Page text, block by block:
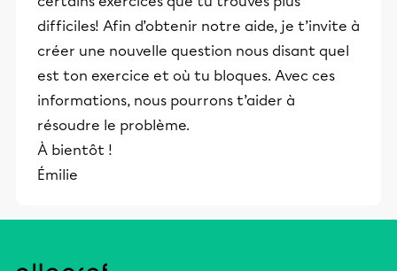
difficiles! Afin d’obtenir notre aide, je t’invite à
créer une nouvelle question nous disant quel
est ton exercice et où tu bloques. Avec ces
informations, nous pourrons t’aider à
résoudre le problème.
À bientôt !
Émilie